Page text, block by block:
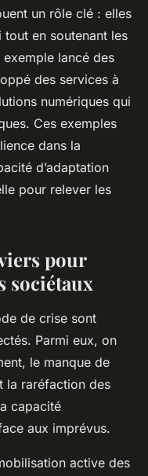
un rôle clé : elles
tout en soutenant les
lancé des
des services à
numériques qui
Ces exemples
dans la
d’adaptation
pour relever les
pour
sociétaux
de crise sont
Parmi eux, on
le manque de
la raréfaction des
capacité
aux imprévus.
active des